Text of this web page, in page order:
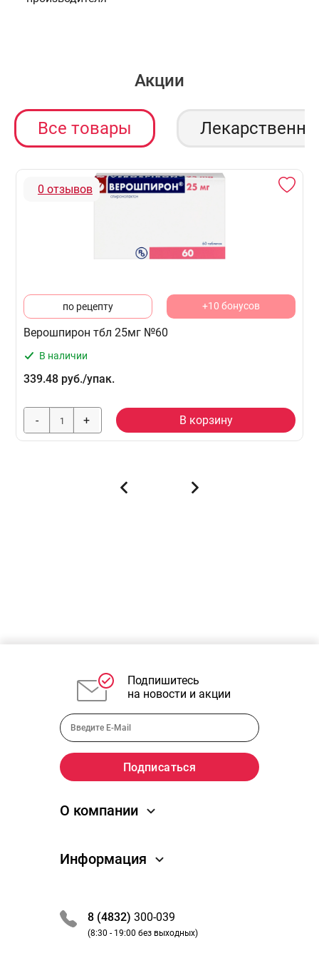
Акции
Все товары
0 отзывов
по рецепту +10 бонусов
Верошпирон тбл 25мг №60
В наличии
339.48 руб./упак.
- + В корзину
Подпишитесь
на новости и акции
8 (4832) 300-039
(8:30 - 19:00 без выходных)
О компании
Новости
Преимущества
Вакансии
Информация
Обработка заказа
Оплата и получение